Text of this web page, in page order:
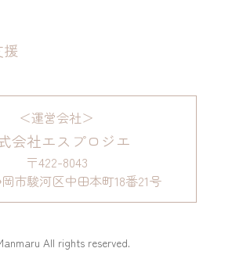
＜運営会社＞
会社エスプロジエ
〒422-8043
市駿河区中田本町18番21号
All rights reserved.